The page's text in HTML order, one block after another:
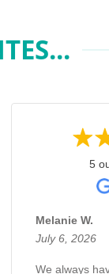
5
Melanie W.
July 6, 2026
We always